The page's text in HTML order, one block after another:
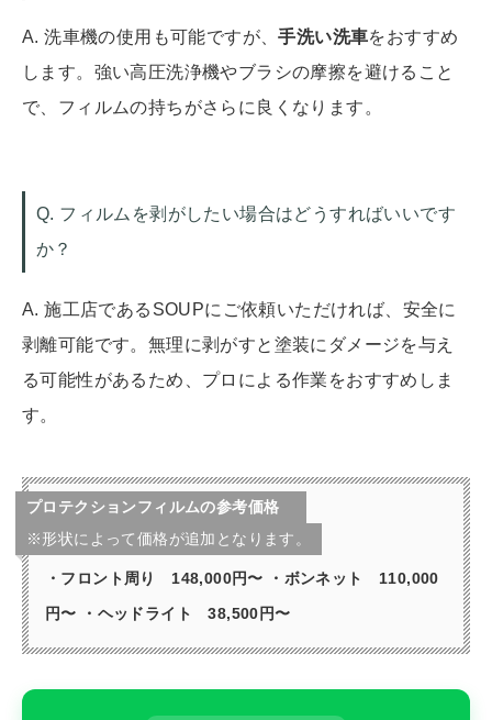
A. 洗車機の使用も可能ですが、手洗い洗車をおすすめ
します。強い高圧洗浄機やブラシの摩擦を避けること
で、フィルムの持ちがさらに良くなります。
Q. フィルムを剥がしたい場合はどうすればいいです
か？
A. 施工店であるSOUPにご依頼いただければ、安全に
剥離可能です。無理に剥がすと塗装にダメージを与え
る可能性があるため、プロによる作業をおすすめしま
す。
プロテクションフィルムの参考価格
※形状によって価格が追加となります。
・フロント周り 148,000円〜
・ボンネット 110,000
円〜
・ヘッドライト 38,500円〜